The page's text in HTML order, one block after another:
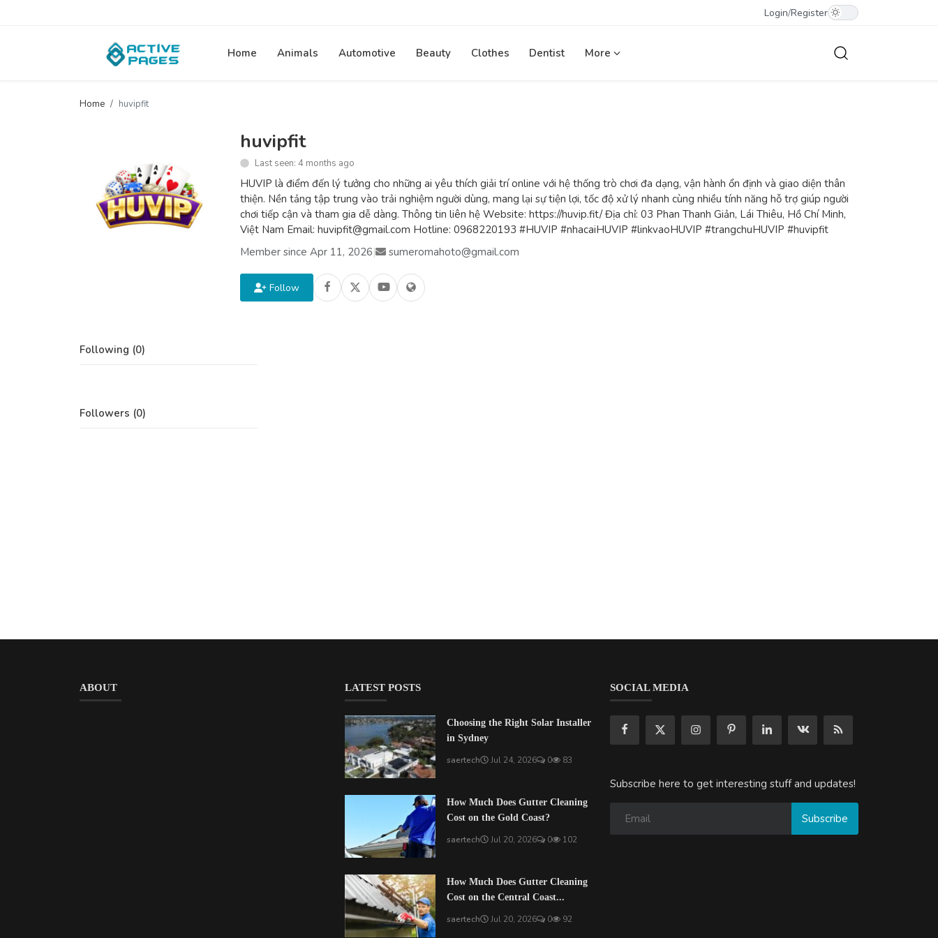
Login/Register
Home Animals Automotive Beauty Clothes Dentist More
Home huvipfit
huvipfit
Last seen: 4 months ago
HUVIP là điểm đến lý tưởng cho những ai yêu thích giải trí online với hệ thống trò chơi đa dạng, vận hành ổn định và giao diện thân
thiện. Nền tảng tập trung vào trải nghiệm người dùng, mang lại sự tiện lợi, tốc độ xử lý nhanh cùng nhiều tính năng hỗ trợ giúp người
chơi tiếp cận và tham gia dễ dàng. Thông tin liên hệ Website: https://huvip.fit/ Địa chỉ: 03 Phan Thanh Giản, Lái Thiêu, Hồ Chí Minh,
Việt Nam Email: huvipfit@gmail.com Hotline: 0968220193 #HUVIP #nhacaiHUVIP #linkvaoHUVIP #trangchuHUVIP #huvipfit
Member since Apr 11, 2026| sumeromahoto@gmail.com
Follow
Following (0)
Followers (0)
ABOUT LATEST POSTS
Choosing the Right Solar Installer
in Sydney
saertech Jul 24, 2026 0 83
How Much Does Gutter Cleaning
Cost on the Gold Coast?
saertech Jul 20, 2026 0 102
How Much Does Gutter Cleaning
Cost on the Central Coast...
saertech Jul 20, 2026 0 92
SOCIAL MEDIA
Subscribe here to get interesting stuff and updates!
Subscribe